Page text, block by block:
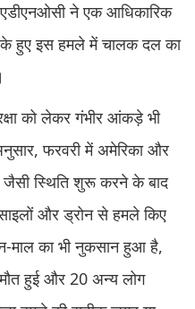
एडीएनओसी ने एक आधिकारिक
हुए इस हमले में चालक दल का
को लेकर गंभीर आंकड़े भी
फरवरी में अमेरिका और
जैसी स्थिति शुरू करने के बाद
और ड्रोन से हमले किए
माल का भी नुकसान हुआ है,
हुई और 20 अन्य लोग